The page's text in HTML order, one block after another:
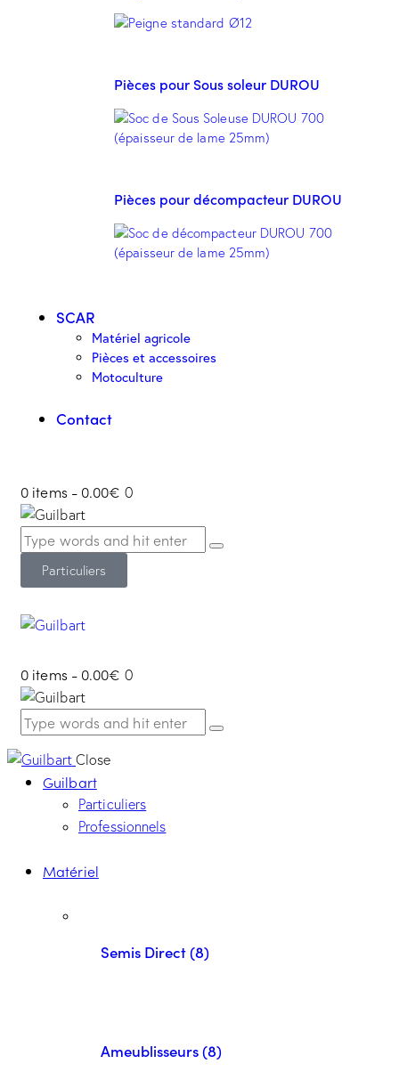
Pièces pour Sous soleur DUROU
Pièces pour décompacteur DUROU
SCAR
Matériel agricole
Pièces et accessoires
Motoculture
Contact
0 items - 0.00€ 0
Particuliers
0 items - 0.00€ 0
Close
Guilbart
Particuliers
Professionnels
Matériel
Semis Direct (8)
Ameublisseurs (8)